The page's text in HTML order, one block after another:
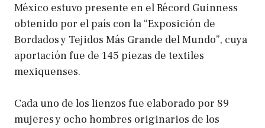
México estuvo presente en el Récord Guinness
obtenido por el país con la “Exposición de
Bordados y Tejidos Más Grande del Mundo”, cuya
aportación fue de 145 piezas de textiles
mexiquenses.
Cada uno de los lienzos fue elaborado por 89
mujeres y ocho hombres originarios de los